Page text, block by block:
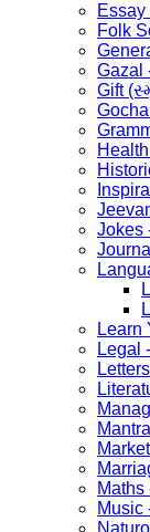
Essay
Folk
Gift
Jokes
Learn
Legal
Music